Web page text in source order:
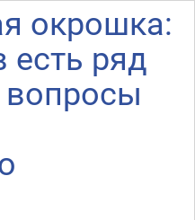
окрошка:
есть ряд